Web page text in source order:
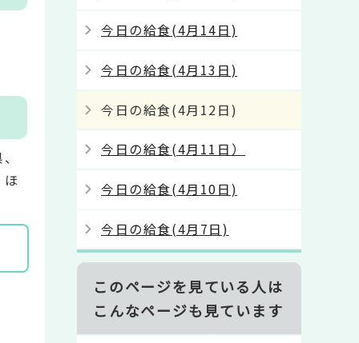
ほ
今日の給食(4月14日)
今日の給食(4月13日)
今日の給食(4月12日)
今日の給食(4月11日）
今日の給食(4月10日)
今日の給食(4月7日)
このページを見ている人は
こんなページも見ています